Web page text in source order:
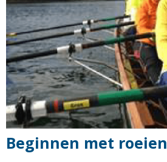
Beginnen met roeien